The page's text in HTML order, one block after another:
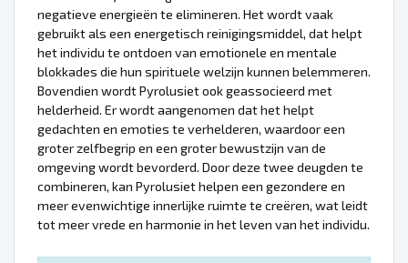
negatieve energieën te elimineren. Het wordt vaak
gebruikt als een energetisch reinigingsmiddel, dat helpt
het individu te ontdoen van emotionele en mentale
blokkades die hun spirituele welzijn kunnen belemmeren.
Bovendien wordt Pyrolusiet ook geassocieerd met
helderheid. Er wordt aangenomen dat het helpt
gedachten en emoties te verhelderen, waardoor een
groter zelfbegrip en een groter bewustzijn van de
omgeving wordt bevorderd. Door deze twee deugden te
combineren, kan Pyrolusiet helpen een gezondere en
meer evenwichtige innerlijke ruimte te creëren, wat leidt
tot meer vrede en harmonie in het leven van het individu.